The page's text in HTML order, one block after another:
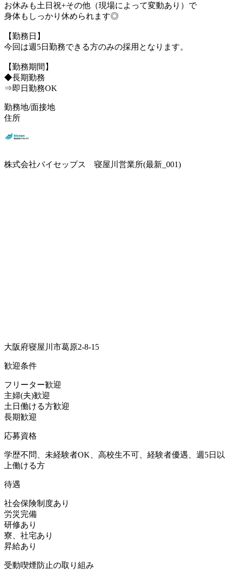
お休みも土日祝+その他（現場によって変動あり）で
身体もしっかり休められます◎
【勤務日】
今回は週5日勤務できる方のみの採用となります。
【勤務期間】
◆長期勤務
⇒即日勤務OK
勤務地/面接地
住所
株式会社バイセップス 寝屋川営業所(最新_001)
大阪府寝屋川市葛原2-8-15
歓迎条件
フリーター歓迎
主婦(夫)歓迎
土日働ける方歓迎
長期歓迎
応募資格
学歴不問、未経験者OK、高校生不可、経験者優遇、週5日以
上働ける方
待遇
社会保険制度あり
労災完備
研修あり
寮、社宅あり
昇給あり
受動喫煙防止の取り組み